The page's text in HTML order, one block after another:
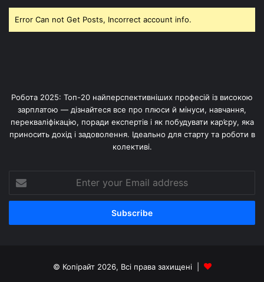
Error Can not Get Posts, Incorrect account info.
Робота 2025: Топ-20 найперспективніших професій із високою
зарплатою — дізнайтеся все про плюси й мінуси, навчання,
перекваліфікацію, поради експертів і як побудувати кар’єру, яка
приносить дохід і задоволення. Ідеально для старту та роботи в
колективі.
your
Email
© Копірайт 2026, Всі права захищені |